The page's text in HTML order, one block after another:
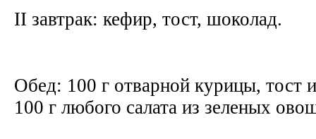
II завтрак: кефир, тост, шоколад.
Обед: 100 г отварной курицы, тост
100 г любого салата из зеленых